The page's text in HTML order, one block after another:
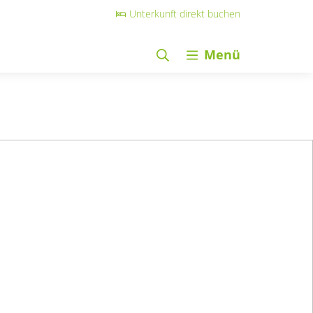
Unterkunft direkt buchen
Menü